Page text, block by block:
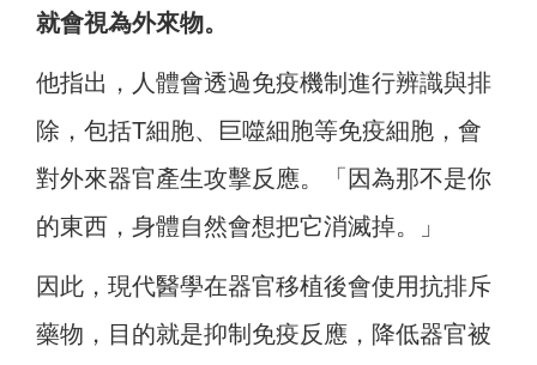
就會視為外來物。
他指出，人體會透過免疫機制進行辨識與排
除，包括T細胞、巨噬細胞等免疫細胞，會
對外來器官產生攻擊反應。「因為那不是你
的東西，身體自然會想把它消滅掉。」
因此，現代醫學在器官移植後會使用抗排斥
藥物，目的就是抑制免疫反應，降低器官被